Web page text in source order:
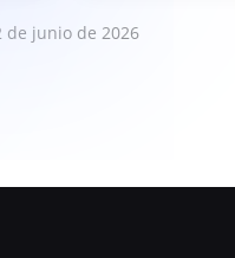
de junio de 2026